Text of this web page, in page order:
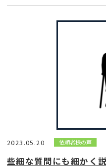
2023.05.20 依頼者様の声
些細な質問にも細かく